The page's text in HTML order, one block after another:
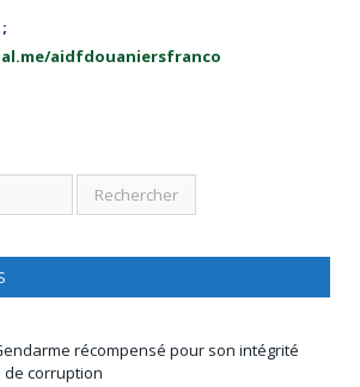
aidfdouaniersfranco
Gendarme récompensé pour son intégrité
corruption